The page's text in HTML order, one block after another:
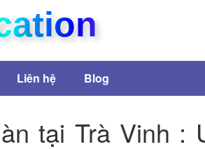
Liên hệ Blog
tại Trà Vinh :